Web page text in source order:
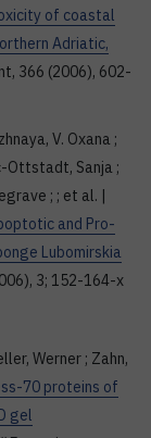
of coastal
Adriatic,
366 (2006), 602-
V. Oxana ;
Ottstadt, Sanja ;
; ; et al. |
and Pro-
Lubomirskia
3; 152-164-x
Werner ; Zahn,
70 proteins of
gel